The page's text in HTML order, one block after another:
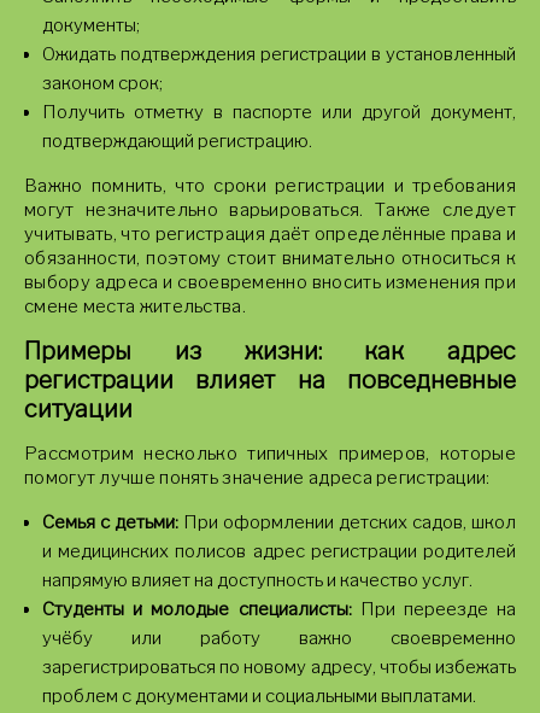
документы;
Ожидать подтверждения регистрации в установленный
законом срок;
Получить отметку в паспорте или другой документ,
подтверждающий регистрацию.
Важно помнить, что сроки регистрации и требования
могут незначительно варьироваться. Также следует
учитывать, что регистрация даёт определённые права и
обязанности, поэтому стоит внимательно относиться к
выбору адреса и своевременно вносить изменения при
смене места жительства.
Примеры из жизни: как адрес
регистрации влияет на повседневные
ситуации
Рассмотрим несколько типичных примеров, которые
помогут лучше понять значение адреса регистрации:
Семья с детьми: При оформлении детских садов, школ
и медицинских полисов адрес регистрации родителей
напрямую влияет на доступность и качество услуг.
Студенты и молодые специалисты:При переезде на
учёбу или работу важно своевременно
зарегистрироваться по новому адресу, чтобы избежать
проблем с документами и социальными выплатами.